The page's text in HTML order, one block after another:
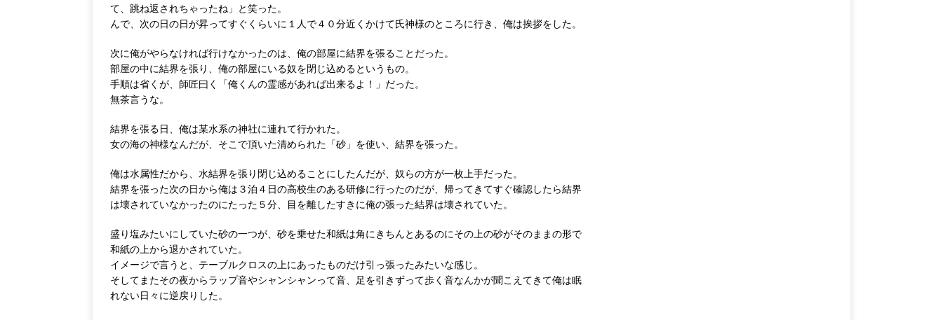
て、跳ね返されちゃったね」と笑った。
んで、次の日の日が昇ってすぐくらいに１人で４０分近くかけて氏神様のところに行き、俺は挨拶をした。
次に俺がやらなければ行けなかったのは、俺の部屋に結界を張ることだった。
部屋の中に結界を張り、俺の部屋にいる奴を閉じ込めるというもの。
手順は省くが、師匠曰く「俺くんの霊感があれば出来るよ！」だった。
無茶言うな。
結界を張る日、俺は某水系の神社に連れて行かれた。
女の海の神様なんだが、そこで頂いた清められた「砂」を使い、結界を張った。
俺は水属性だから、水結界を張り閉じ込めることにしたんだが、奴らの方が一枚上手だった。
結界を張った次の日から俺は３泊４日の高校生のある研修に行ったのだが、帰ってきてすぐ確認したら結界
は壊されていなかったのにたった５分、目を離したすきに俺の張った結界は壊されていた。
盛り塩みたいにしていた砂の一つが、砂を乗せた和紙は角にきちんとあるのにその上の砂がそのままの形で
和紙の上から退かされていた。
イメージで言うと、テーブルクロスの上にあったものだけ引っ張ったみたいな感じ。
そしてまたその夜からラップ音やシャンシャンって音、足を引きずって歩く音なんかが聞こえてきて俺は眠
れない日々に逆戻りした。